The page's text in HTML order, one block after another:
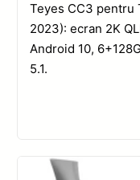
Teyes CC3 pentru
2023): ecran 2K
Android 10,
5.1.